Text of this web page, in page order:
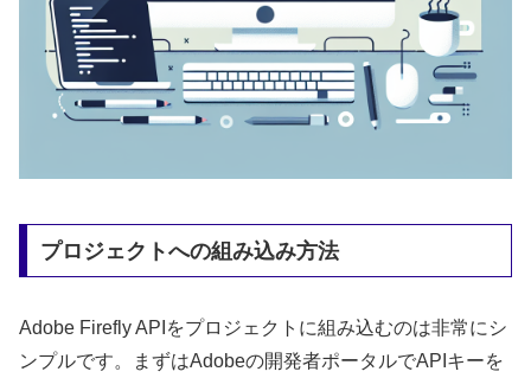
プロジェクトへの組み込み方法
Adobe Firefly APIをプロジェクトに組み込むのは非常にシ
ンプルです。まずはAdobeの開発者ポータルでAPIキーを